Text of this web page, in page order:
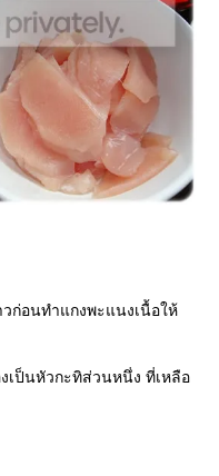
ก่อนทำแกงพะแนงเนื้อให้
เป็นหัวกะทิส่วนหนึ่ง ที่เหลือ